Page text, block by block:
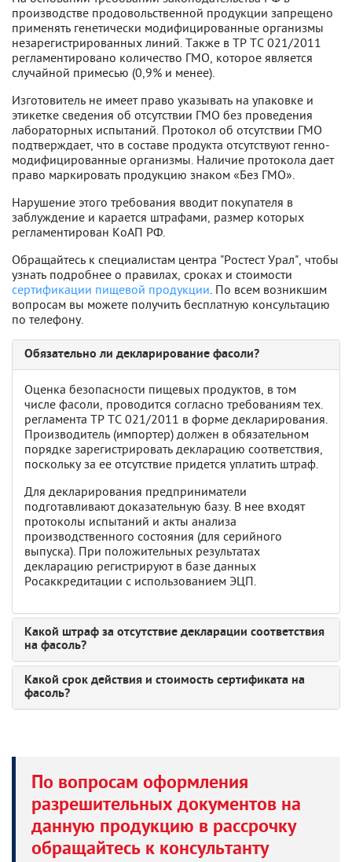
производстве продовольственной продукции запрещено
применять генетически модифицированные организмы
незарегистрированных линий. Также в ТР ТС 021/2011
регламентировано количество ГМО, которое является
случайной примесью (0,9% и менее).
Изготовитель не имеет право указывать на упаковке и
этикетке сведения об отсутствии ГМО без проведения
лабораторных испытаний. Протокол об отсутствии ГМО
подтверждает, что в составе продукта отсутствуют генно-
модифицированные организмы. Наличие протокола дает
право маркировать продукцию знаком «Без ГМО».
Нарушение этого требования вводит покупателя в
заблуждение и карается штрафами, размер которых
регламентирован КоАП РФ.
Обращайтесь к специалистам центра "Ростест Урал", чтобы
узнать подробнее о правилах, сроках и стоимости
сертификации пищевой продукции. По всем возникшим
вопросам вы можете получить бесплатную консультацию
по телефону.
Обязательно ли декларирование фасоли?
Оценка безопасности пищевых продуктов, в том
числе фасоли, проводится согласно требованиям тех.
регламента ТР ТС 021/2011 в форме декларирования.
Производитель (импортер) должен в обязательном
порядке зарегистрировать декларацию соответствия,
поскольку за ее отсутствие придется уплатить штраф.
Для декларирования предприниматели
подготавливают доказательную базу. В нее входят
протоколы испытаний и акты анализа
производственного состояния (для серийного
выпуска). При положительных результатах
декларацию регистрируют в базе данных
Росаккредитации с использованием ЭЦП.
Какой штраф за отсутствие декларации соответствия
на фасоль?
Какой срок действия и стоимость сертификата на
фасоль?
По вопросам оформления
разрешительных документов на
данную продукцию в рассрочку
обращайтесь к консультанту